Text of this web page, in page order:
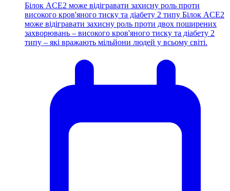
Білок ACE2 може відігравати захисну роль проти
високого кров'яного тиску та діабету 2 типу Білок ACE2
може відігравати захисну роль проти двох поширених
захворювань – високого кров'яного тиску та діабету 2
типу – які вражають мільйони людей у ​​всьому світі.